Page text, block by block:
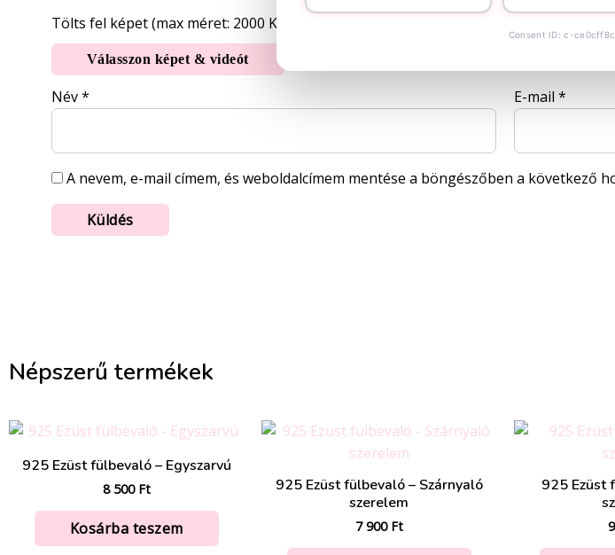
Tölts fel képet (max méret: 2000 KB, max kép: 5)
Válasszon képet & videót
Név* E-mail*
A nevem, e-mail címem, és weboldalcímem mentése a böngészőben a következő
Népszerű termékek
925 Ezüst fülbevaló – Egyszarvú
8 500 Ft
Kosárba teszem
925 Ezüst fülbevaló – Szárnyaló
szerelem
7 900 Ft
925 Ezüst
Consent ID: c-